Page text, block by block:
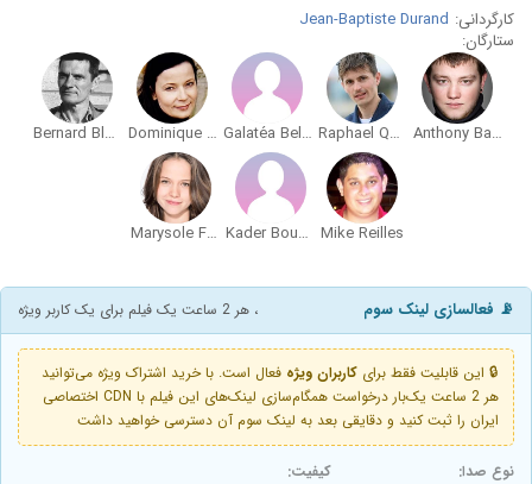
کارگردانی: Jean-Baptiste Durand
ستارگان:
Anthony Bajon
Raphael Quenard
Galatéa Bellugi
Dominique Reymond
Bernard Blancan
Mike Reilles
Kader Bouallaga
Marysole Fertard
📡 فعالسازی لینک سوم ، هر 2 ساعت یک فیلم برای یک کاربر ویژه
🔒 این قابلیت فقط برای کاربران ویژه فعال است. با خرید اشتراک ویژه می‌توانید
هر 2 ساعت یک‌بار درخواست همگام‌سازی لینک‌های این فیلم با CDN اختصاصی
ایران را ثبت کنید و دقایقی بعد به لینک سوم آن دسترسی خواهید داشت
نوع صدا: کیفیت: